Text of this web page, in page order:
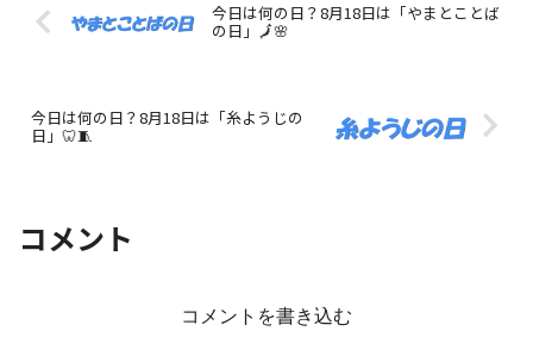
今日は何の日？8月18日は「やまとことば
の日」🗾🌸
今日は何の日？8月18日は「糸ようじの
日」🦷🧵
コメント
コメントを書き込む